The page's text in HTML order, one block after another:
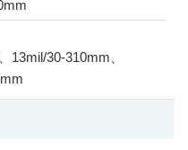
13mil/30-310mm、